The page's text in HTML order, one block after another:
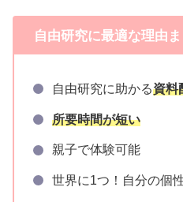
自由研究に最適な理由
自由研究に助かる資料
所要時間が短い
親子で体験可能
世界に1つ！自分の個